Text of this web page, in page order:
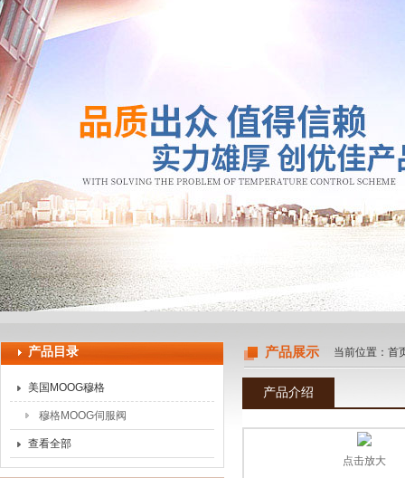
上海申思特自动化设备有限公司
产品目录
美国MOOG穆格
穆格MOOG伺服阀
查看全部
产品展示 当前位置： 首
产品介绍
点击放大